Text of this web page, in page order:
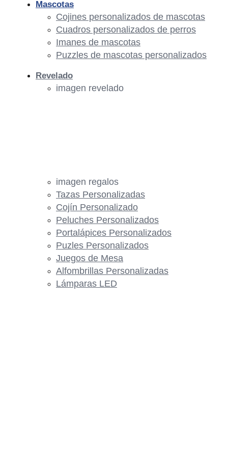
imagen regalos
Tazas Personalizadas
Cojín Personalizado
Peluches Personalizados
Portalápices Personalizados
Puzles Personalizados
Juegos de Mesa
Alfombrillas Personalizadas
Lámparas LED
Mascotas
Cojines personalizados de mascotas
Cuadros personalizados de perros
Imanes de mascotas
Puzzles de mascotas personalizados
Revelado
imagen revelado